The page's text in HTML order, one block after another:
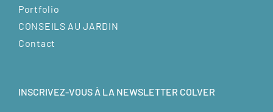
Portfolio
CONSEILS AU JARDIN
Contact
INSCRIVEZ-VOUS À LA NEWSLETTER COLVER